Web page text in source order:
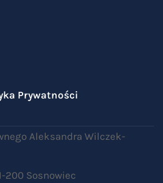
Prywatności
Aleksandra Wilczek-
200 Sosnowiec